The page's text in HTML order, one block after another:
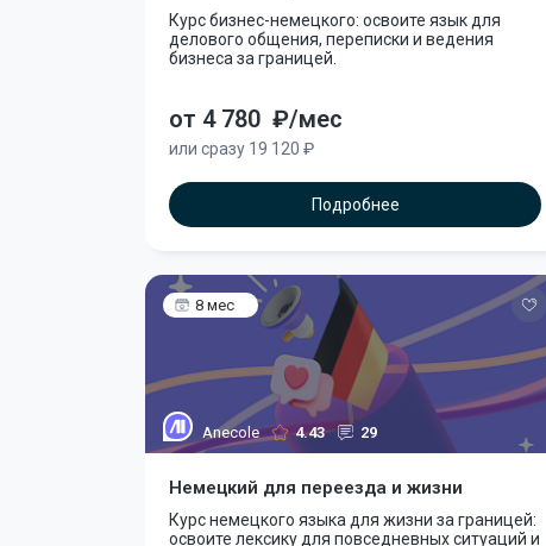
Курс бизнес-немецкого: освоите язык для
делового общения, переписки и ведения
бизнеса за границей.
от 4 780 ₽/мес
или сразу 19 120 ₽
Подробнее
8 мес
Anecole 4.43 29
Немецкий для переезда и жизни
Курс немецкого языка для жизни за границей:
освоите лексику для повседневных ситуаций и